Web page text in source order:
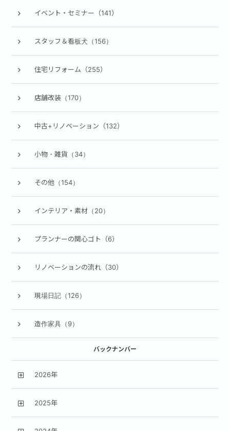
イベント・セミナー（141）
スタッフ＆看板犬（156）
住宅リフォーム（255）
店舗改装（170）
中古+リノベーション（132）
小物・雑貨（34）
その他（154）
インテリア・素材（20）
プランナーの関心ゴト（6）
リノベーションの流れ（30）
現場日記（126）
造作家具（9）
バックナンバー
2026年
2025年